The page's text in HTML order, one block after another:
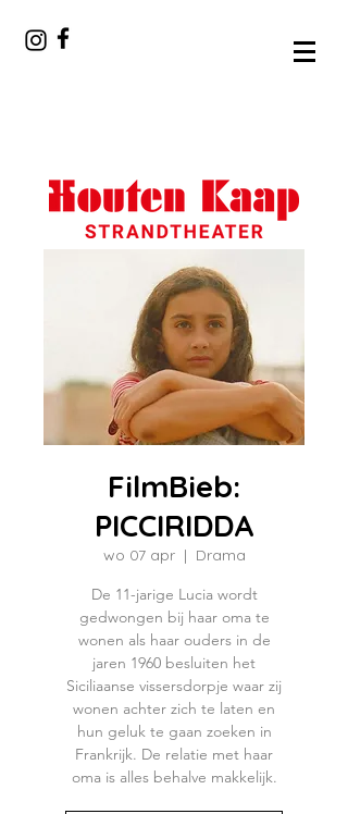
FilmBieb:
PICCIRIDDA
wo 07 apr
  |
Drama
De 11-jarige Lucia wordt
gedwongen bij haar oma te
wonen als haar ouders in de
jaren 1960 besluiten het
Siciliaanse vissersdorpje waar zij
wonen achter zich te laten en
hun geluk te gaan zoeken in
Frankrijk. De relatie met haar
oma is alles behalve makkelijk.